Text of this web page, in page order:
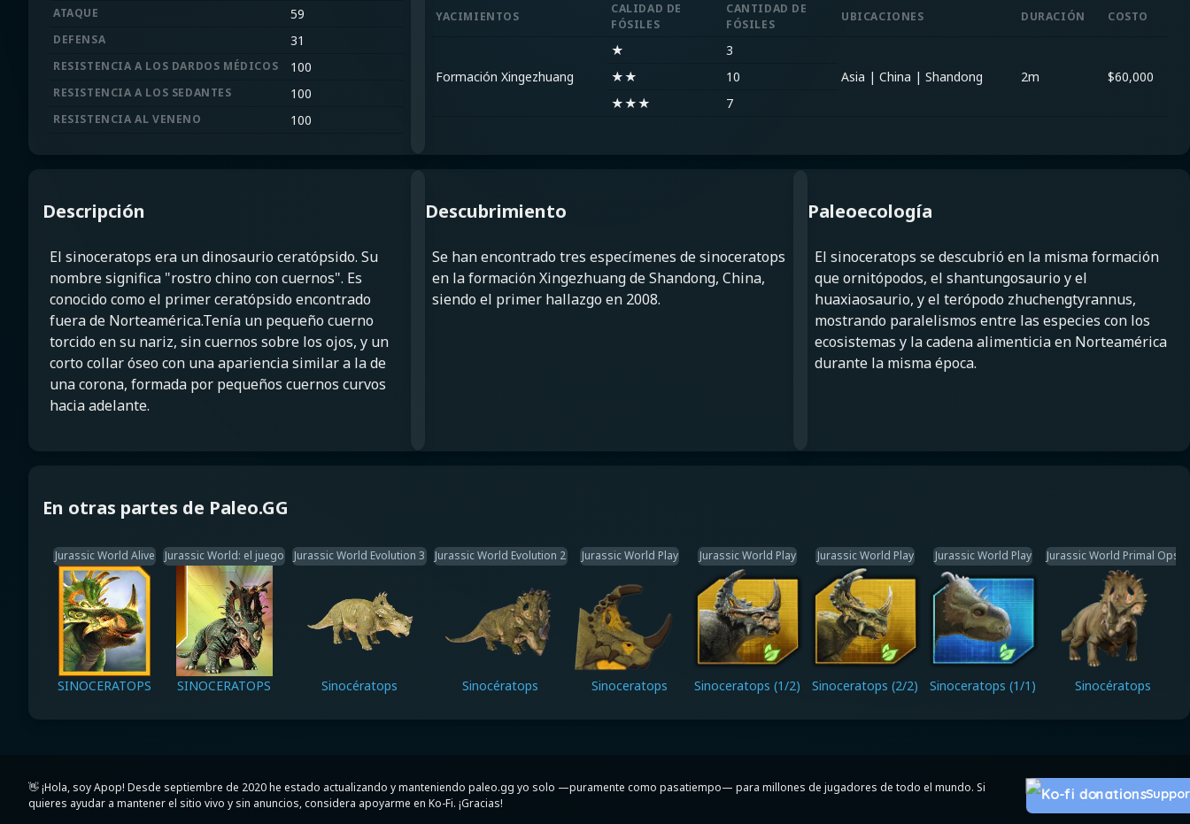
ATAQUE 59
DEFENSA 31
RESISTENCIA A LOS DARDOS MÉDICOS 100
RESISTENCIA A LOS SEDANTES 100
RESISTENCIA AL VENENO 100
YACIMIENTOS
CALIDAD DE
FÓSILES
CANTIDAD DE
FÓSILES
UBICACIONES DURACIÓN COSTO
Formación Xingezhuang
★
3
Asia | China | Shandong 2m $60,000
★★
10
★★★
7
Descripción
El sinoceratops era un dinosaurio ceratópsido. Su
nombre significa "rostro chino con cuernos". Es
conocido como el primer ceratópsido encontrado
fuera de Norteamérica.Tenía un pequeño cuerno
torcido en su nariz, sin cuernos sobre los ojos, y un
corto collar óseo con una apariencia similar a la de
una corona, formada por pequeños cuernos curvos
hacia adelante.
Descubrimiento
Se han encontrado tres especímenes de sinoceratops
en la formación Xingezhuang de Shandong, China,
siendo el primer hallazgo en 2008.
Paleoecología
El sinoceratops se descubrió en la misma formación
que ornitópodos, el shantungosaurio y el
huaxiaosaurio, y el terópodo zhuchengtyrannus,
mostrando paralelismos entre las especies con los
ecosistemas y la cadena alimenticia en Norteamérica
durante la misma época.
En otras partes de Paleo.GG
Jurassic World Alive
SINOCERATOPS
Jurassic World: el juego
SINOCERATOPS
Jurassic World Evolution 3
Sinocératops
Jurassic World Evolution 2
Sinocératops
Jurassic World Play
Sinoceratops
Jurassic World Play
Sinoceratops (1/2)
Jurassic World Play
Sinoceratops (2/2)
Jurassic World Play
Sinoceratops (1/1)
Jurassic World Primal Ops
Sinocératops
👋 ¡Hola, soy Apop! Desde septiembre de 2020 he estado actualizando y manteniendo paleo.gg yo solo —puramente como pasatiempo— para millones de jugadores de todo el mundo. Si
quieres ayudar a mantener el sitio vivo y sin anuncios, considera apoyarme en Ko-Fi. ¡Gracias!